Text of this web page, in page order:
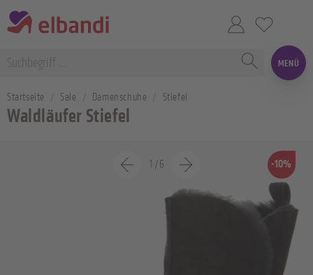
MENÜ
Startseite Sale Damenschuhe Stiefel
Waldläufer Stiefel
-10%
1 /6